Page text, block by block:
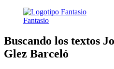
Fantasio
Buscando los textos
Glez Barceló